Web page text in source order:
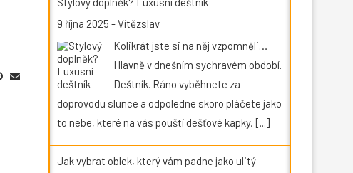
9 října 2025 -Vítězslav
Kolikrát jste si na něj vzpomněli…
Hlavně v dnešním sychravém období.
Deštník. Ráno vyběhnete za
doprovodu slunce a odpoledne skoro pláčete jako
to nebe, které na vás pouští dešťové kapky, [...]
Jak vybrat oblek, který vám padne jako ulitý